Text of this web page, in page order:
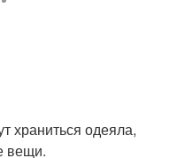
храниться одеяла,
вещи.